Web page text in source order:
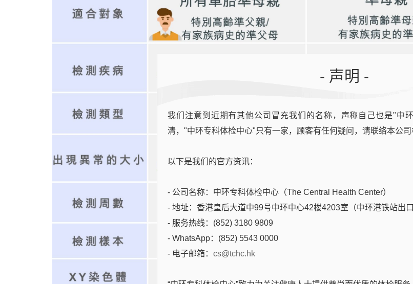
- 声明 -
我们注意到近期有其他公司冒充我们的名称，声称自己也是"中
清，"中环专科体检中心"只有一家，顾客有任何疑问，请联络本公司
以下是我们的官方资讯：
- 公司名称：中环专科体检中心（The Central Health Center）
- 地址：香港皇后大道中99号中环中心42楼4203室（中环港铁站出口
- 服务热线：(852) 3180 9809
- WhatsApp：(852) 5543 0000
- 电子邮箱： cs@tchc.hk